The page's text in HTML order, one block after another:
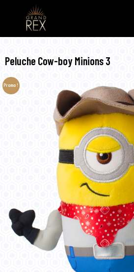
Peluche Cow-boy Minions 3
Promo !